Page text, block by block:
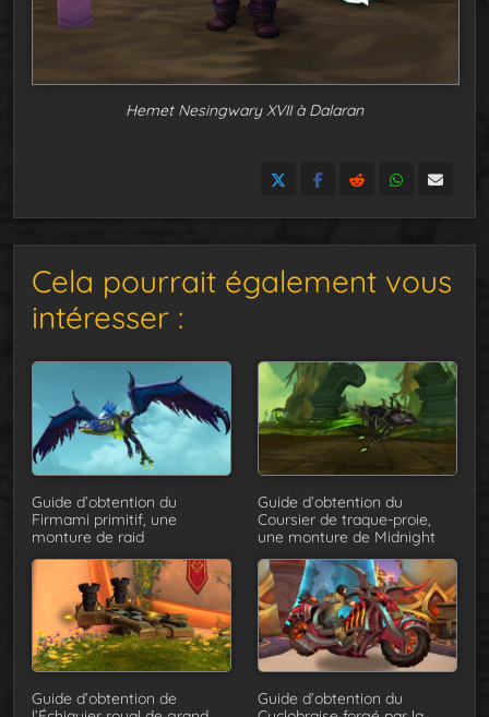
Hemet Nesingwary XVII à Dalaran
Cela pourrait également vous
intéresser :
Guide d’obtention du
Firmami primitif, une
monture de raid
Guide d’obtention du
Coursier de traque-proie,
une monture de Midnight
Guide d’obtention de
Guide d’obtention du